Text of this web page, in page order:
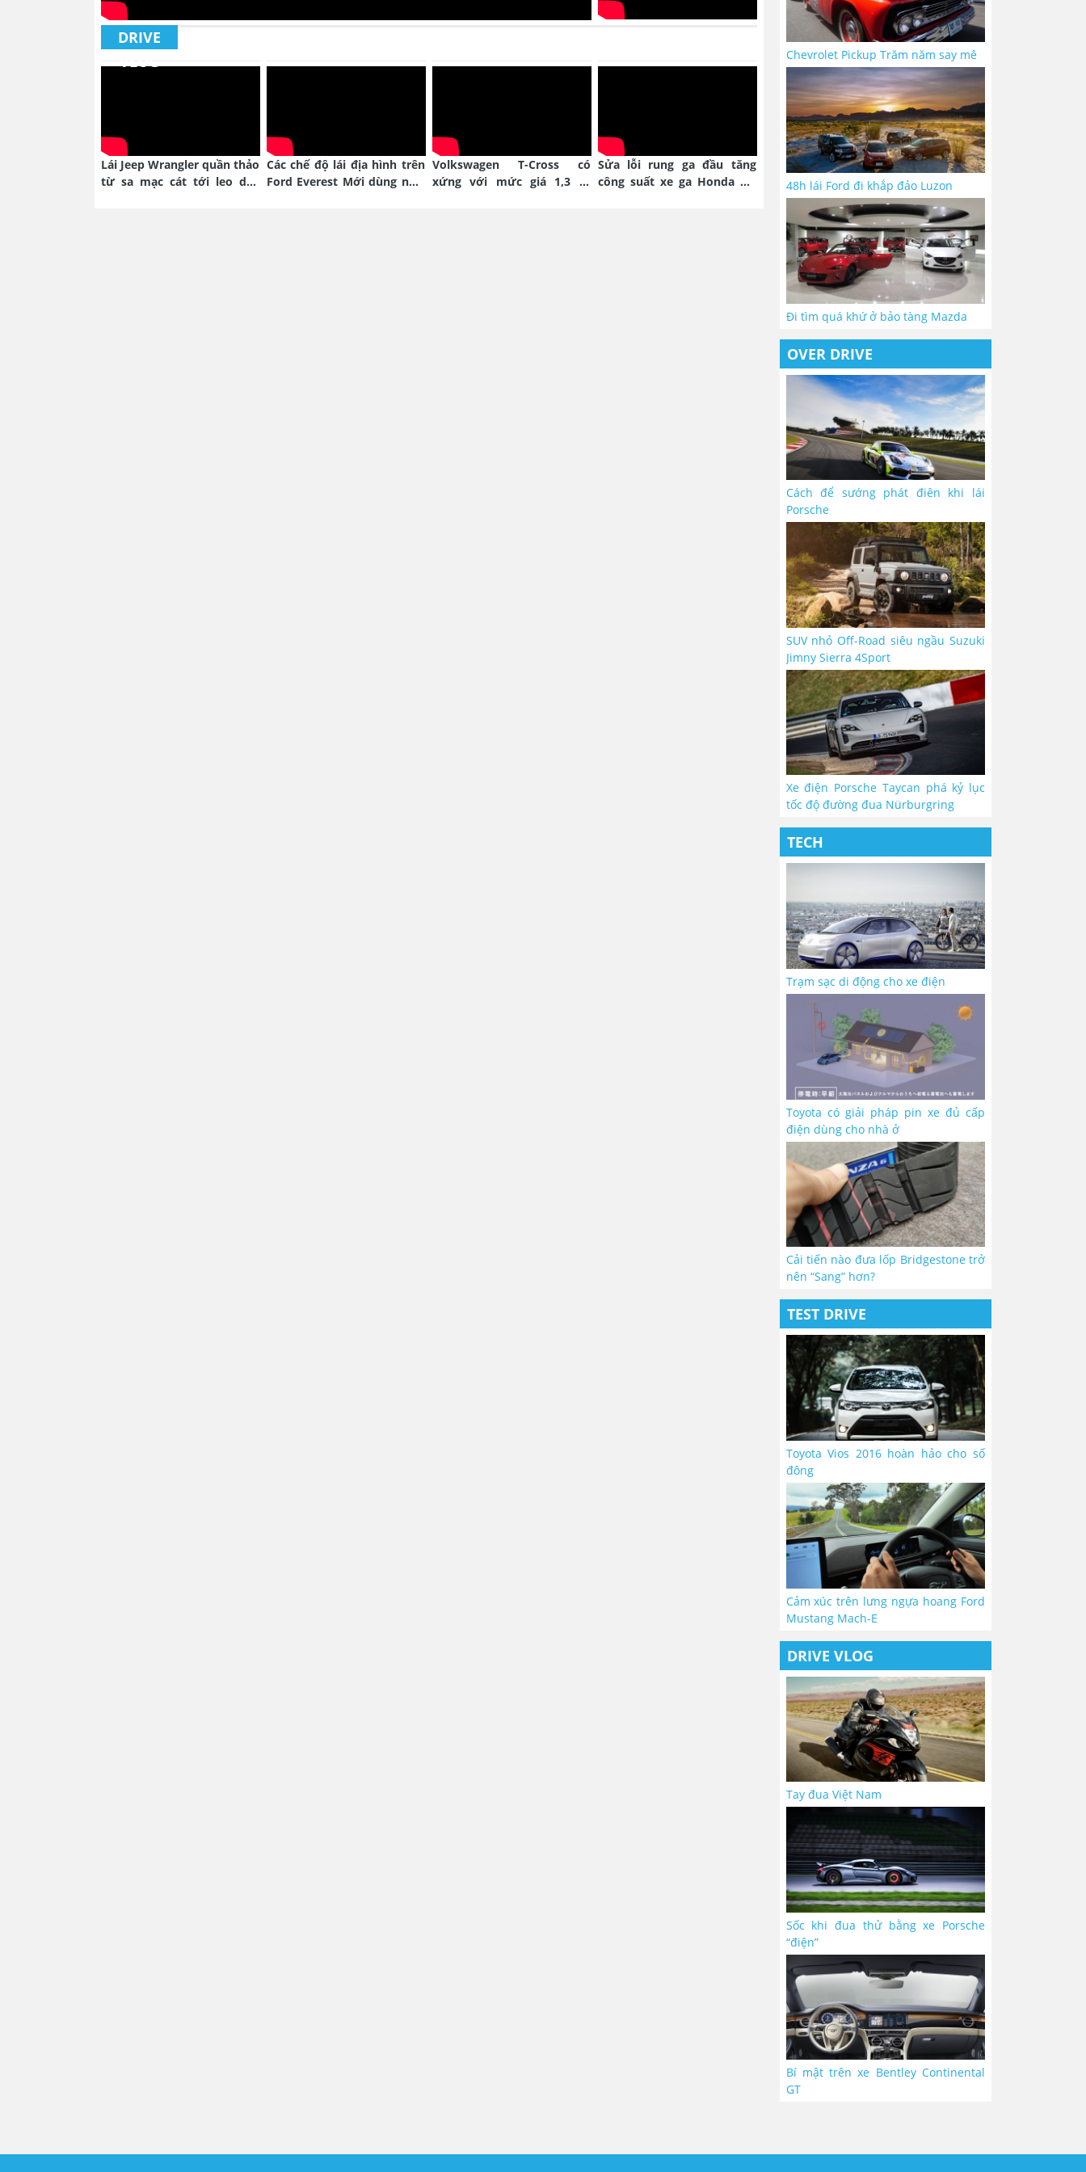
DRIVE
VLOG
Lái Jeep Wrangler quần thảo
từ sa mạc cát tới leo dốc
Các chế độ lái địa hình trên
Ford Everest Mới dùng như
Volkswagen T-Cross có
xứng với mức giá 1,3 tỷ
Sửa lỗi rung ga đầu tăng
công suất xe ga Honda Air
Chevrolet Pickup Trăm năm say mê
48h lái Ford đi khắp đảo Luzon
Đi tìm quá khứ ở bảo tàng Mazda
OVER DRIVE
Cách để sướng phát điên khi lái
Porsche
SUV nhỏ Off-Road siêu ngầu Suzuki
Jimny Sierra 4Sport
Xe điện Porsche Taycan phá kỷ lục
tốc độ đường đua Nürburgring
TECH
Trạm sạc di động cho xe điện
Toyota có giải pháp pin xe đủ cấp
điện dùng cho nhà ở
Cải tiến nào đưa lốp Bridgestone trở
nên “Sang” hơn?
TEST DRIVE
Toyota Vios 2016 hoàn hảo cho số
đông
Cảm xúc trên lưng ngựa hoang Ford
Mustang Mach-E
DRIVE VLOG
Tay đua Việt Nam
Sốc khi đua thử bằng xe Porsche
“điện”
Bí mật trên xe Bentley Continental
GT